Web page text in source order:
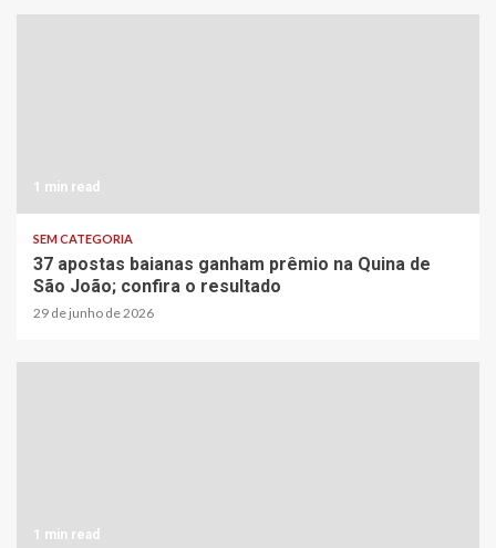
1 min read
SEM CATEGORIA
37 apostas baianas ganham prêmio na Quina de
São João; confira o resultado
29 de junho de 2026
1 min read